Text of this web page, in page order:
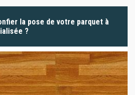
la pose de votre parquet à
?